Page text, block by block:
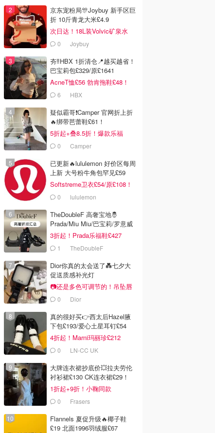
京东宠粉局🎊Joybuy 新手区巨
折 10斤青龙大米£4.9
次日达！18L装Volvic矿泉水
£110 Joybuy
夯‼️HBX 1折清仓📍越买越省！
巴宝莉包£329/原£1641
AcneT恤£56 勃肯拖鞋£48！
6 HBX
疑似霸哥❗️Camper 官网折上折
🔥绑带芭蕾鞋£61！
5折起+叠8.5折！爆款乐福
£68！
0 Camper
已更新🔥lululemon 好价区每周
上新 大号粉牛角包罕见£59
Softstreme卫衣£54/原£108！
0 lululemon
TheDoubleF 高奢宝地🤴
Prada/Miu Miu/巴宝莉/罗意威
3折起！Prada乐福鞋£427
1 TheDoubleF
Dior你真的太会送了💑七夕大
促送质感补光灯
📷还是多色可调节的！吊坠唇
蜜£33
0 Dior
真的很好买👉西太后Hazel腋
下包£193/爱心土星耳钉£54
4折起！Marni玛丽珍£212
0 LN-CC UK
大牌连衣裙抄底价💥拉夫劳伦
衬衫裙£130 CK连衣裙£29！
1折起+9折！小鞠同款
Ganni£88
0 Frasers
Flannels 夏促升级🔥椰子鞋
£19 北面1996羽绒服£67